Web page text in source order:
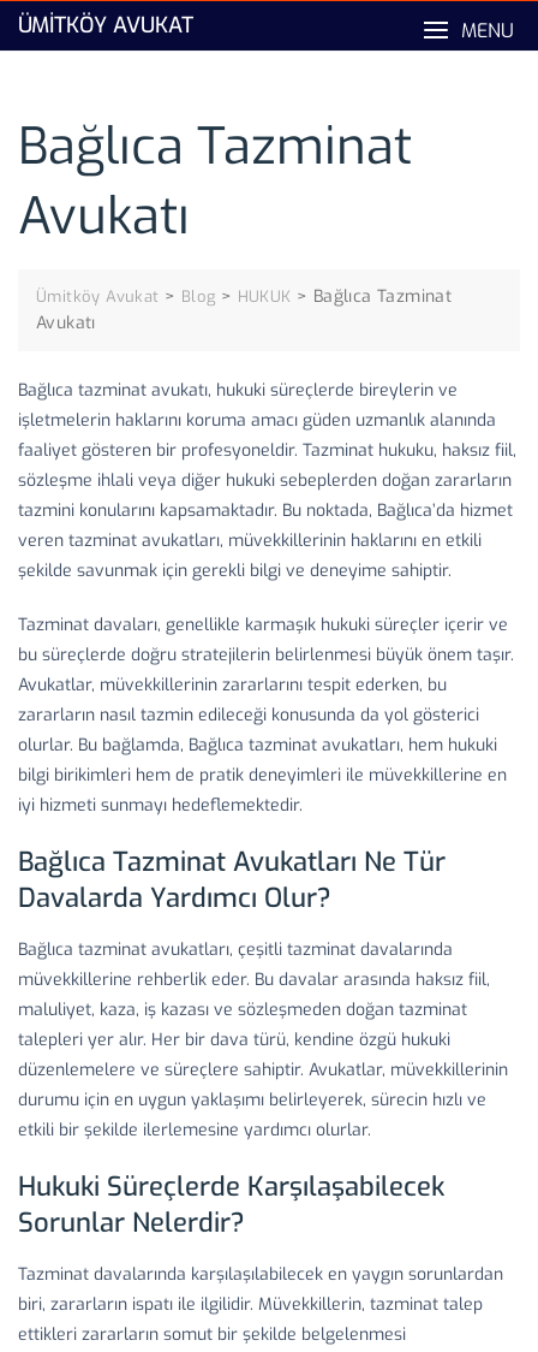
SkipÜMITKÖY AVUKAT MENU
Bağlıca Tazminat
Avukatı
Ümitköy Avukat > Blog > HUKUK > Bağlıca Tazminat
Avukatı
Bağlıca tazminat avukatı, hukuki süreçlerde bireylerin ve
işletmelerin haklarını koruma amacı güden uzmanlık alanında
faaliyet gösteren bir profesyoneldir. Tazminat hukuku, haksız fiil,
sözleşme ihlali veya diğer hukuki sebeplerden doğan zararların
tazmini konularını kapsamaktadır. Bu noktada, Bağlıca’da hizmet
veren tazminat avukatları, müvekkillerinin haklarını en etkili
şekilde savunmak için gerekli bilgi ve deneyime sahiptir.
Tazminat davaları, genellikle karmaşık hukuki süreçler içerir ve
bu süreçlerde doğru stratejilerin belirlenmesi büyük önem taşır.
Avukatlar, müvekkillerinin zararlarını tespit ederken, bu
zararların nasıl tazmin edileceği konusunda da yol gösterici
olurlar. Bu bağlamda, Bağlıca tazminat avukatları, hem hukuki
bilgi birikimleri hem de pratik deneyimleri ile müvekkillerine en
iyi hizmeti sunmayı hedeflemektedir.
Bağlıca Tazminat Avukatları Ne Tür
Davalarda Yardımcı Olur?
Bağlıca tazminat avukatları, çeşitli tazminat davalarında
müvekkillerine rehberlik eder. Bu davalar arasında haksız fiil,
maluliyet, kaza, iş kazası ve sözleşmeden doğan tazminat
talepleri yer alır. Her bir dava türü, kendine özgü hukuki
düzenlemelere ve süreçlere sahiptir. Avukatlar, müvekkillerinin
durumu için en uygun yaklaşımı belirleyerek, sürecin hızlı ve
etkili bir şekilde ilerlemesine yardımcı olurlar.
Hukuki Süreçlerde Karşılaşabilecek
Sorunlar Nelerdir?
Tazminat davalarında karşılaşılabilecek en yaygın sorunlardan
biri, zararların ispatı ile ilgilidir. Müvekkillerin, tazminat talep
ettikleri zararların somut bir şekilde belgelenmesi